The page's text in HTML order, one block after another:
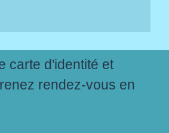
carte d'identité et
rendez-vous en